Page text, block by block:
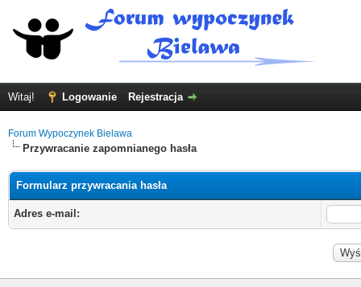
Witaj! Logowanie Rejestracja
Forum Wypoczynek Bielawa
Przywracanie zapomnianego hasła
Formularz przywracania hasła
Adres e-mail: